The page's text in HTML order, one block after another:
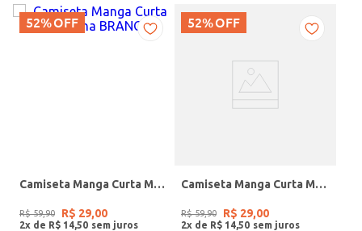
52%OFF
Camiseta Manga Curta Masculina BRANCO
R$ 59,90 R$ 29,00
2x de R$ 14 50
52%OFF
Camiseta Manga Curta Masculina MARINHO
R$ 59,90 R$ 29,00
2x de R$ 14 50